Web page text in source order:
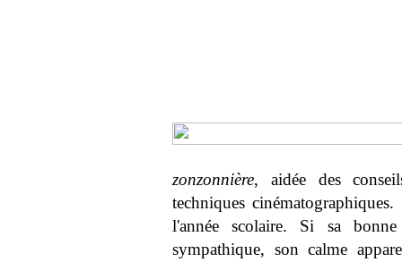
zonzonnière, aidée des
techniques
l'année scolaire. Si sa
sympathique, son calme